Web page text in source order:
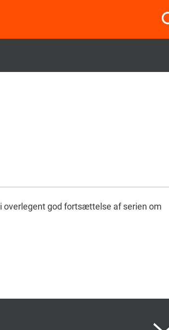
Børnebøger
Temaer
overlegent god fortsættelse af serien om